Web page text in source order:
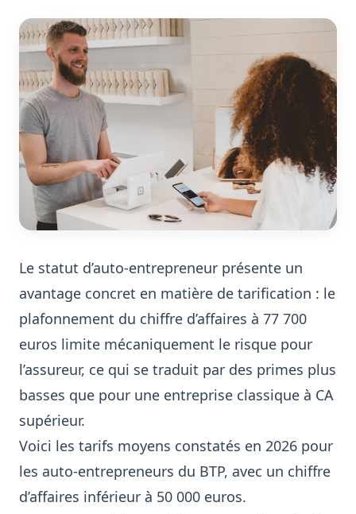
Le statut d’auto-entrepreneur présente un
avantage concret en matière de tarification : le
plafonnement du chiffre d’affaires à 77 700
euros limite mécaniquement le risque pour
l’assureur, ce qui se traduit par des primes plus
basses que pour une entreprise classique à CA
supérieur.
Voici les tarifs moyens constatés en 2026 pour
les auto-entrepreneurs du BTP, avec un chiffre
d’affaires inférieur à 50 000 euros.